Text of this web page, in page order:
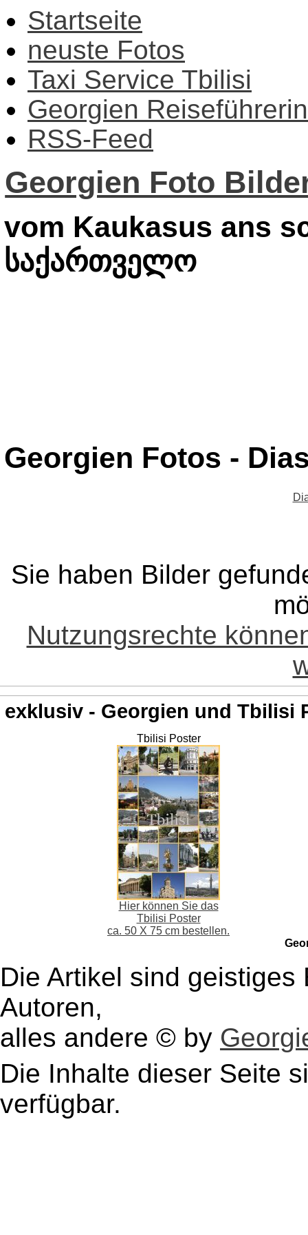
Startseite
neuste Fotos
Taxi Service Tbilisi
Georgien Reiseführerin
RSS-Feed
Georgien Foto
vom Kaukasus ans
საქართველო
Georgien Fotos -
Sie haben Bilder
Nutzungsrechte
exklusiv - Georgien und Tbilisi
Tbilisi Poster
Hier können Sie das
Tbilisi Poster
ca. 50 X 75 cm bestellen.
Die Artikel sind
Autoren,
alles andere © by
Die Inhalte dieser Seite
verfügbar.